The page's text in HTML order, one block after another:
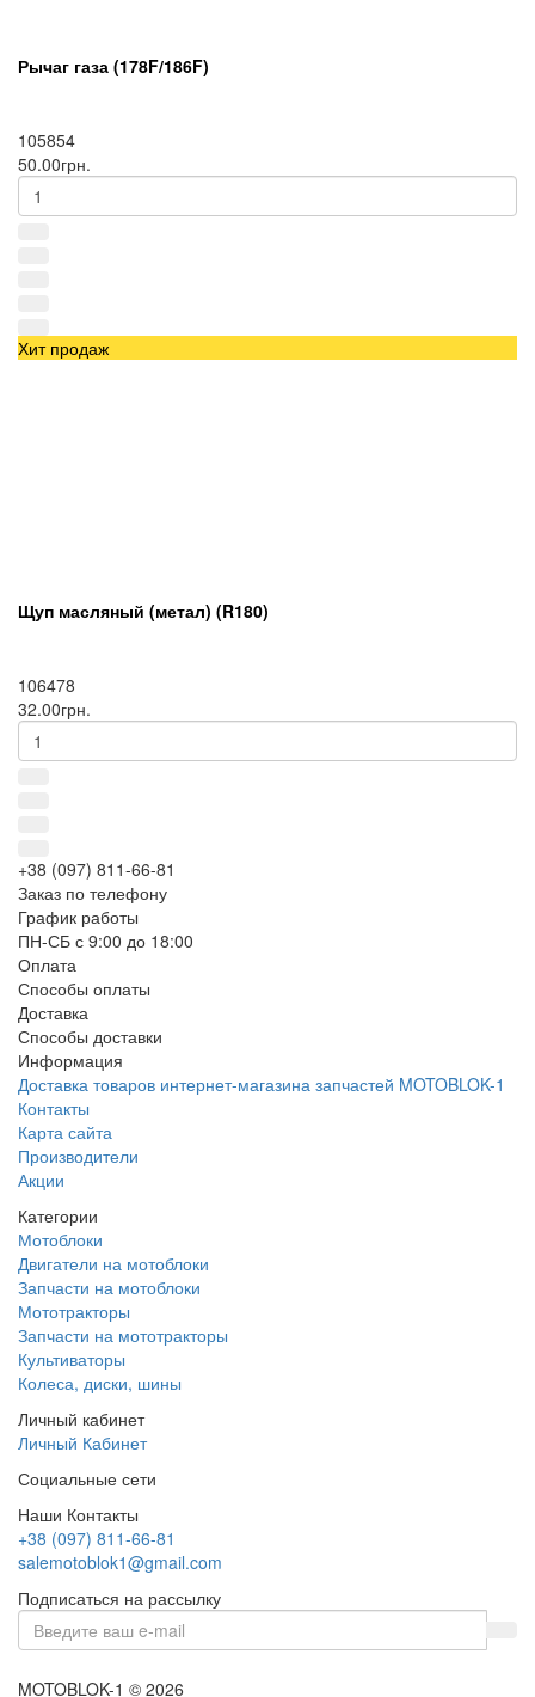
Рычаг газа (178F/186F)
105854
50.00грн.
Хит продаж
Щуп масляный (метал) (R180)
106478
32.00грн.
+38 (097) 811-66-81
Заказ по телефону
График работы
ПН-СБ с 9:00 до 18:00
Оплата
Способы оплаты
Доставка
Способы доставки
Информация
Доставка товаров интернет-магазина запчастей MOTOBLOK-1
Контакты
Карта сайта
Производители
Акции
Категории
Мотоблоки
Двигатели на мотоблоки
Запчасти на мотоблоки
Мототракторы
Запчасти на мототракторы
Культиваторы
Колеса, диски, шины
Личный кабинет
Личный Кабинет
Социальные сети
Наши Контакты
+38 (097) 811-66-81
salemotoblok1@gmail.com
Подписаться на рассылку
MOTOBLOK-1 © 2026